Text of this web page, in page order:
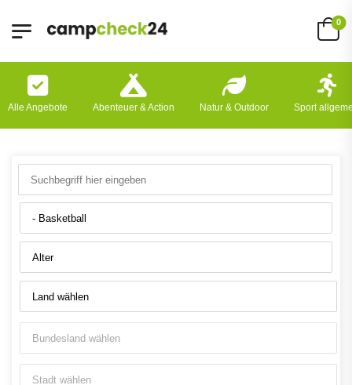
0
Alle Angebote Abenteuer & Action Natur & Outdoor Sport